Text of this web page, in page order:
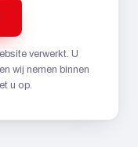
verwerkt. U
wij nemen binnen
u op.